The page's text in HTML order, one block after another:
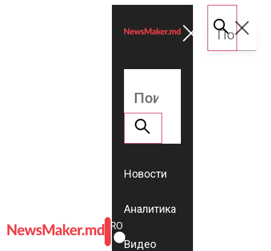
ROMÂNĂ
RU
Новости
Аналитика
Видео